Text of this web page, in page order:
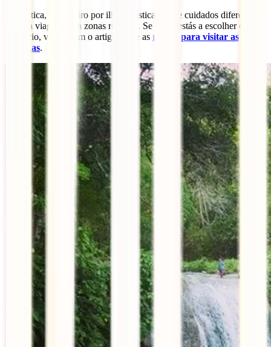
Na prática, um roteiro por ilhas turísticas exige cuidados diferentes
de uma viagem para zonas remotas. Se ainda estás a escolher o
itinerário, vê também o artigo sobre as razões para visitar as
Filipinas.